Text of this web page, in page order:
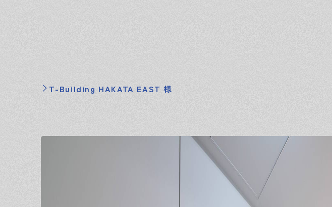
T-Building HAKATA EAST 様